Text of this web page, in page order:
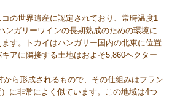
の世界遺産に認定されており、常時温度1
ンガリーワインの長期熟成のための環境に
す。トカイはハンガリー国内の北東に位置
アに隣接する土地はおよそ5,860ヘクター
から形成されるもので、その仕組みはフラン
に非常によく似ています。この地域は4つ